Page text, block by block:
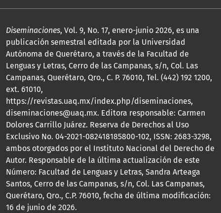
Diseminaciones, Vol. 9, No. 17, enero-junio 2026, es una
publicación semestral editada por la Universidad
Autónoma de Querétaro, a través de la Facultad de
Lenguas y Letras, Cerro de las Campanas, s/n, Col. Las
Campanas, Querétaro, Qro., C. P. 76010, Tel. (442) 192 1200,
ext. 61010,
https://revistas.uaq.mx/index.php/diseminaciones,
diseminaciones@uaq.mx. Editora responsable: Carmen
Dolores Carrillo Juárez. Reserva de Derechos al Uso
Exclusivo No. 04-2021-082418185800-102, ISSN: 2683-3298,
ambos otorgados por el Instituto Nacional del Derecho de
Autor. Responsable de la última actualización de este
Número: Facultad de Lenguas y Letras, Sandra Arteaga
Santos, Cerro de las Campanas, s/n, Col. Las Campanas,
Querétaro, Qro., C.P. 76010, fecha de última modificación:
16 de junio de 2026.